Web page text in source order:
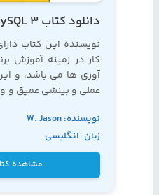
کار در زمینه آموزش
آوری ها می باشد، و
عملی و بینشی عمیق و
کتاب به عنوان کتابی
نگاه کنید
نویسنده: W. Jason
Gilmore
زبان: انگلیسی
مشاهده